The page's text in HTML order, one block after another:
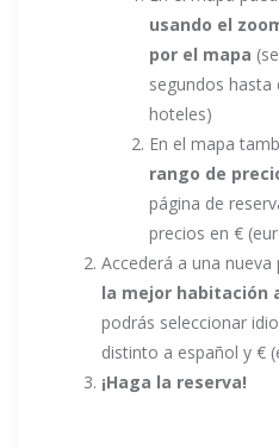
usando el
por el mapa
segundos
hoteles)
En el mapa
rango de
página de
precios en €
Accederá a una
la mejor habitación
podrás seleccionar
distinto a español y €
¡Haga la reserva!